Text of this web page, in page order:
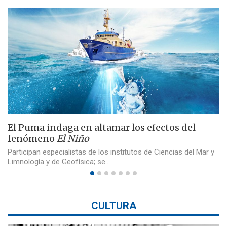
El Puma indaga en altamar los efectos del
fenómeno El Niño
Participan especialistas de los institutos de Ciencias del Mar y
Limnología y de Geofísica; se…
CULTURA